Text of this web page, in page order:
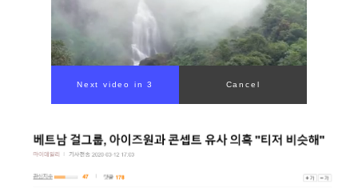
Next video in 1 Cancel